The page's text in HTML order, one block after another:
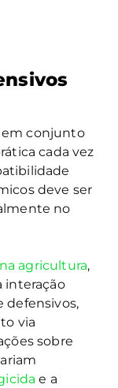
conjunto
cada vez
deve ser
no
agricultura,
interação
defensivos,
via
sobre
e a